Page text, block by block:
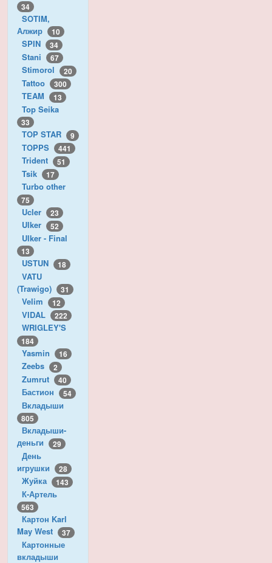
34
SOTIM,
Алжир
10
SPIN 34
Stani 67
Stimorol 20
Tattoo 300
TEAM 13
Top Seika
33
TOP STAR 9
TOPPS 441
Trident 51
Tsik 17
Turbo other
75
Ucler 23
Ulker 52
Ulker - Final
13
USTUN 18
VATU
(Trawigo)
31
Velim 12
VIDAL 222
WRIGLEY'S
184
Yasmin 16
Zeebs 2
Zumrut 40
Бастион 54
Вкладыши
805
Вкладыши-
деньги
29
День
игрушки
28
Жуйка 143
К-Артель
563
Картон Karl
May West
37
Картонные
вкладыши